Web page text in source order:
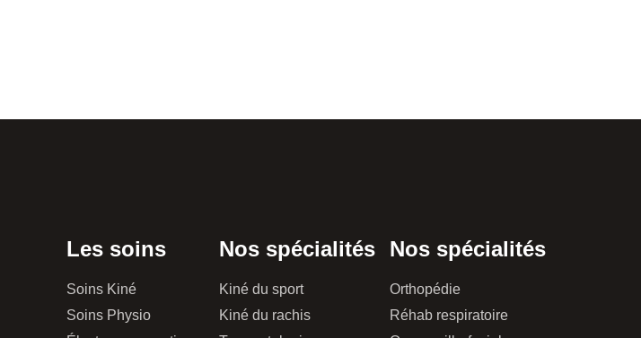
Les soins
Soins Kiné
Soins Physio
Nos spécialités
Kiné du sport
Kiné du rachis
Nos spécialités
Orthopédie
Réhab respiratoire